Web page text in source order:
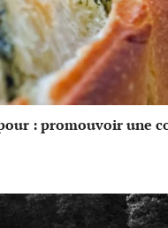
: promouvoir une